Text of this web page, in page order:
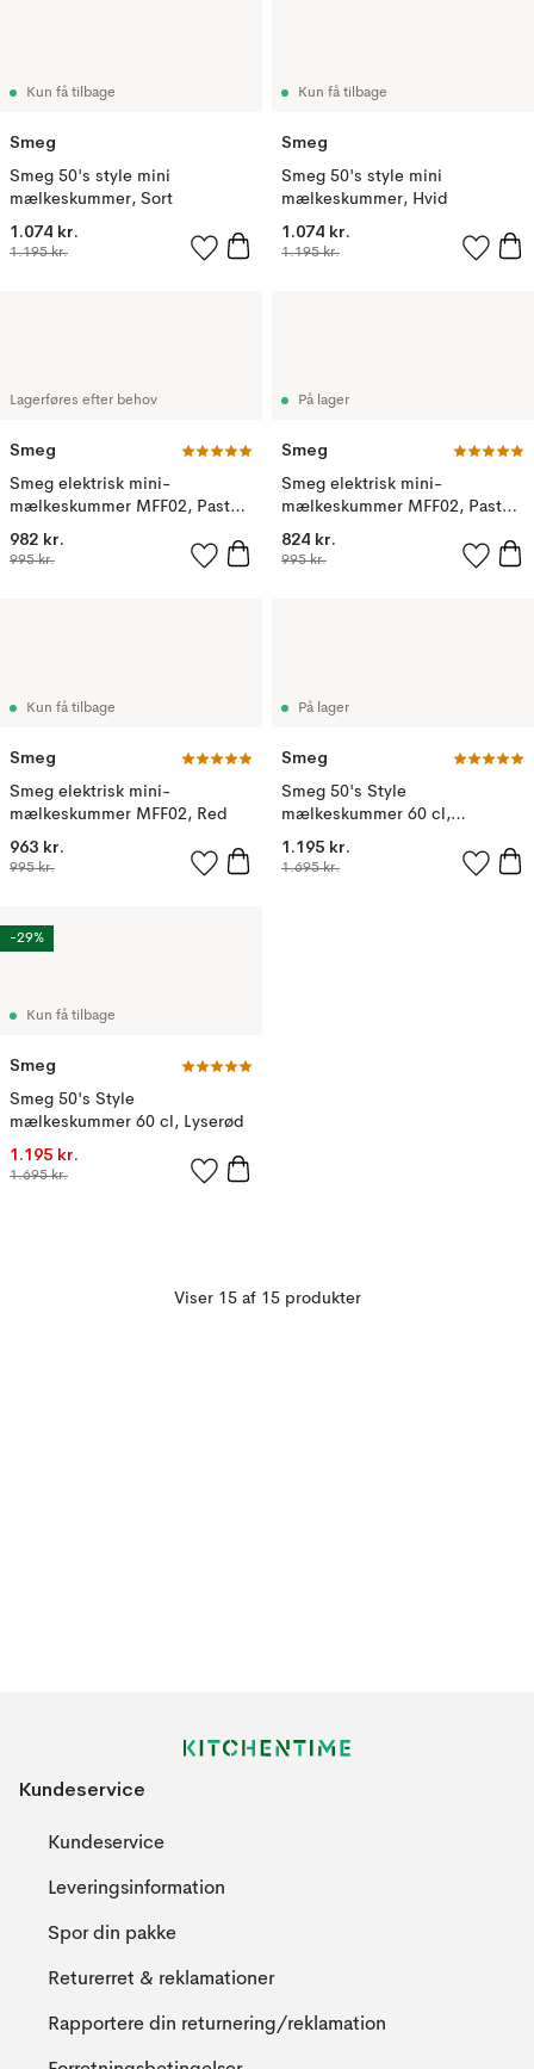
Kun få tilbage
Smeg
Smeg 50's style mini
mælkeskummer, Sort
1.074 kr.
1.195 kr.
Kun få tilbage
Smeg
Smeg 50's style mini
mælkeskummer, Hvid
1.074 kr.
1.195 kr.
Lagerføres efter behov
Smeg
Smeg elektrisk mini-
mælkeskummer MFF02, Pastel
green
982 kr.
995 kr.
På lager
Smeg
Smeg elektrisk mini-
mælkeskummer MFF02, Pastel
blue
824 kr.
995 kr.
Kun få tilbage
Smeg
Smeg elektrisk mini-
mælkeskummer MFF02, Red
963 kr.
995 kr.
På lager
Smeg
Smeg 50's Style
mælkeskummer 60 cl,
Pastelgrøn
1.195 kr.
1.695 kr.
Kun få tilbage
Smeg
Smeg 50's Style
mælkeskummer 60 cl, Lyserød
1.195 kr.
1.695 kr.
-29%
Viser 15 af 15 produkter
Kundeservice
Kundeservice
Leveringsinformation
Spor din pakke
Returerret & reklamationer
Rapportere din returnering/reklamation